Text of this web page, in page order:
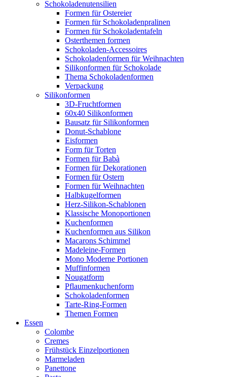
Schokoladenutensilien
Formen für Ostereier
Formen für Schokoladenpralinen
Formen für Schokoladentafeln
Osterthemen formen
Schokoladen-Accessoires
Schokoladenformen für Weihnachten
Silikonformen für Schokolade
Thema Schokoladenformen
Verpackung
Silikonformen
3D-Fruchtformen
60x40 Silikonformen
Bausatz für Silikonformen
Donut-Schablone
Eisformen
Form für Torten
Formen für Babà
Formen für Dekorationen
Formen für Ostern
Formen für Weihnachten
Halbkugelformen
Herz-Silikon-Schablonen
Klassische Monoportionen
Kuchenformen
Kuchenformen aus Silikon
Macarons Schimmel
Madeleine-Formen
Mono Moderne Portionen
Muffinformen
Nougatform
Pflaumenkuchenform
Schokoladenformen
Tarte-Ring-Formen
Themen Formen
Essen
Colombe
Cremes
Frühstück Einzelportionen
Marmeladen
Panettone